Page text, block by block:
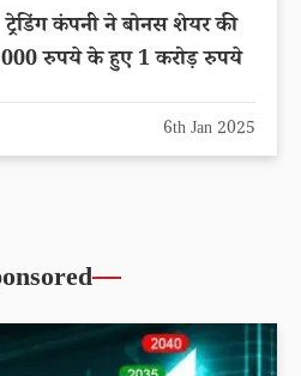
कंपनी ने बोनस शेयर की
रुपये के हुए 1 करोड़ रुपये
6th Jan 2025